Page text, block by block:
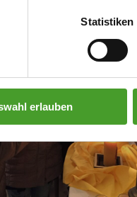
Statistiken
erlauben